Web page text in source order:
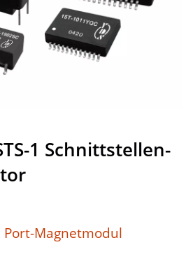
1 Schnittstellen-
Port-Magnetmodul